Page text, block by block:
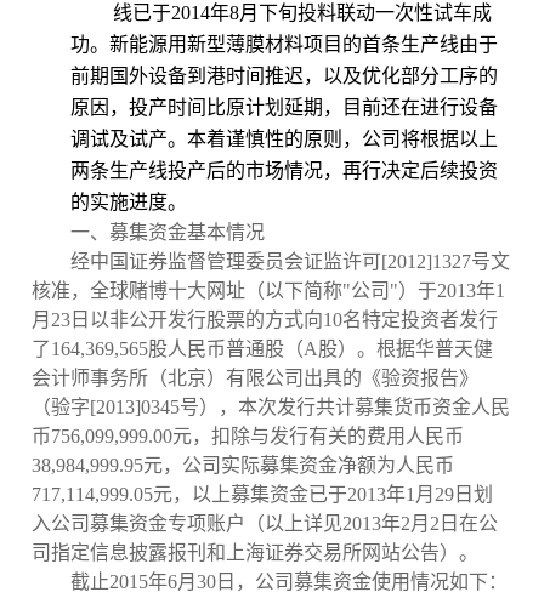
线已于2014年8月下旬投料联动一次性试车成
功。新能源用新型薄膜材料项目的首条生产线由于
前期国外设备到港时间推迟，以及优化部分工序的
原因，投产时间比原计划延期，目前还在进行设备
调试及试产。本着谨慎性的原则，公司将根据以上
两条生产线投产后的市场情况，再行决定后续投资
的实施进度。
一、募集资金基本情况
经中国证券监督管理委员会证监许可[2012]1327号文
核准，全球赌博十大网址（以下简称"公司"） 于2013年1
月 23 日 以非公开发行股票的方式向10名特定投资者发行
了164,369,565股人民币普通股（A股）。根据华普天健
会计师事务所（北京）有限公司出具的《验资报告》
（验字[2013]0345号），本次发行共计募集货币资金人民
币756,099,999.00元，扣除与发行有关的费用人民币
38,984,999.95元，公司实际募集资金净额为人民币
717,114,999.05元， 以上募集资金已于2013年1 月 29 日划
入公司募集资金专项账户（以上详见2013年2月 2 日在公
司指定信息披露报刊和上海证券交易所网站公告）。
截止2015年6月30 日，公司募集资金使用情况如下：